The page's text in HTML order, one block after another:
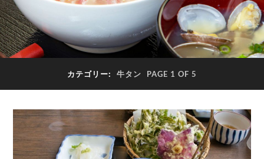
カテゴリー: 牛タン PAGE 1 OF 5